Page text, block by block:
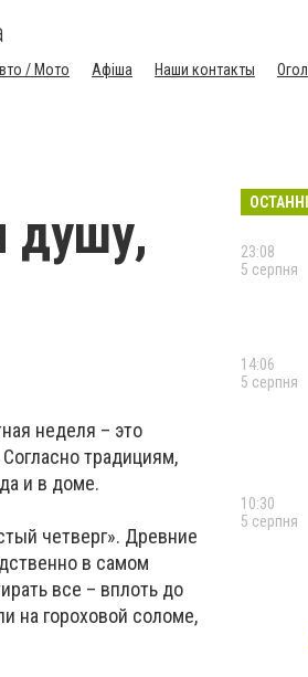
/ Мото Афіша Наши контакты
душу,
неделя – это
традициям,
и в доме.
четверг». Древние
в самом
все – вплоть до
на гороховой соломе,
23:08
5 серпня
14:06
5 серпня
10:30
5 серпня